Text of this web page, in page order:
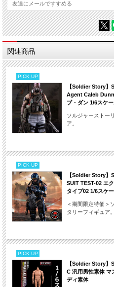
友達にメールですすめる
関連商品
PICK UP
【Soldier Story
Agent Caleb
ブ・ダン 1/6スケ
ソルジャーストー
ア。
PICK UP
【Soldier Story】
SUIT TEST-02 エ
タイプ02 1/6スケ
＜期間限定特価＞
タリーフィギュア。
PICK UP
【Soldier Story】
C 汎用男性素体 マ
ディ素体